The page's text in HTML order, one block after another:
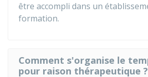
être accompli dans un
formation.
Comment s'organise le
pour raison thérapeutique ?